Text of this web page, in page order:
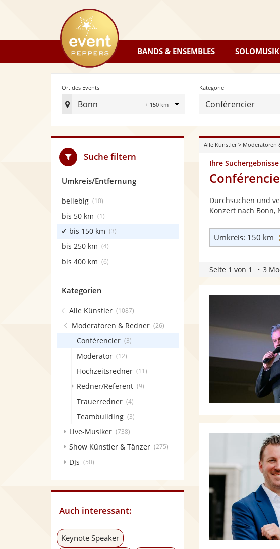
eventpeppers
BANDS & ENSEMBLES
Ort des Events
Bonn
Radius
Ort
Events
festlegen
Kategorie
Conférencier
Alle Künstler> Moderatoren
Ihre
Durchsuchen und
Konzert nach Bonn,
Umkreis: 150 km
Seite 1 von 1 3
Suche filtern
Umkreis/Entfernung
beliebig (10)
bis 50 km (1)
bis 150 km (3)
bis 250 km (4)
bis 400 km (6)
Kategorien
Alle Künstler (1087)
Moderatoren & Redner (26)
Conférencier (3)
Moderator (12)
Hochzeitsredner (11)
Redner/Referent (9)
Trauerredner (4)
Teambuilding (3)
Live-Musiker (738)
Show Künstler & Tänzer (275)
DJs (50)
Auch interessant:
Keynote Speaker